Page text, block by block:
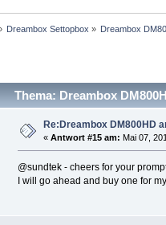
Dreambox Settopbox » Dreambox
Thema: Dreambox
Re:Dreambox DM800HD
«Antwort #15 am: Mai 07,
@sundtek - cheers for your
I will go ahead and buy one for